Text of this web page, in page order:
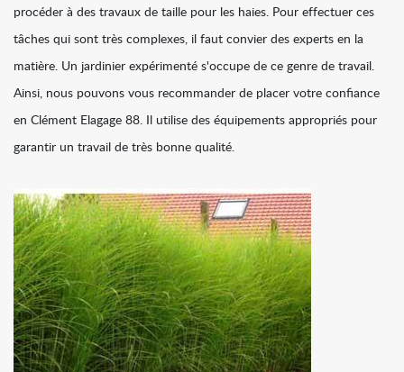
procéder à des travaux de taille pour les haies. Pour effectuer ces
tâches qui sont très complexes, il faut convier des experts en la
matière. Un jardinier expérimenté s'occupe de ce genre de travail.
Ainsi, nous pouvons vous recommander de placer votre confiance
en Clément Elagage 88. Il utilise des équipements appropriés pour
garantir un travail de très bonne qualité.